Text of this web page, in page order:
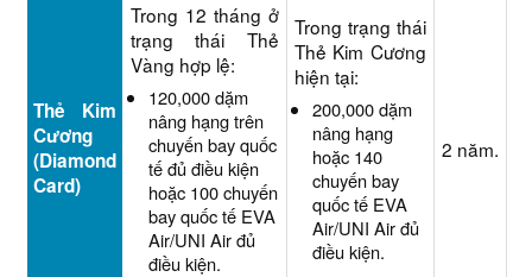
Thẻ Kim
Cương
(Diamond
Card)
Trong 12 tháng ở
trạng thái Thẻ
Vàng hợp lệ:
120,000 dặm
nâng hạng trên
chuyến bay quốc
tế đủ điều kiện
hoặc 100 chuyến
bay quốc tế EVA
Air/UNI Air đủ
điều kiện.
Trong trạng thái
Thẻ Kim Cương
hiện tại:
200,000 dặm
nâng hạng
hoặc 140
chuyến bay
quốc tế EVA
Air/UNI Air đủ
điều kiện.
2 năm.